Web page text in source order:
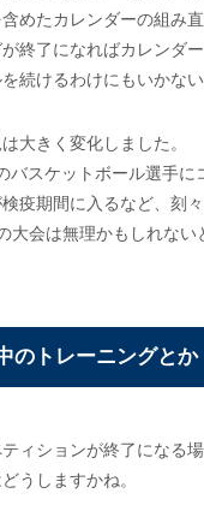
めたカレンダーの組み
終了になればカレンダ
続けるわけにもいかない
大きく変化しました。
バスケットボール選手に
疫期間に入るなど、刻々
大会は無理かもしれな
のトレーニングとか
ィションが終了になる
うしますかね。